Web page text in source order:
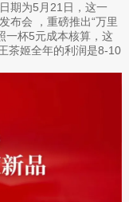
期为5月21日，这一
布会 ，重磅推出“万里
杯5元成本核算，这
茶姬全年的利润是8-10